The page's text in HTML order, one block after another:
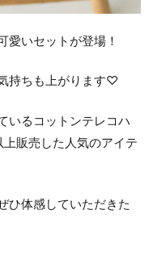
愛いセットが登場！
持ちも上がります♡
いるコットンテレコハ
販売した人気のアイテ
ひ体感していただきた